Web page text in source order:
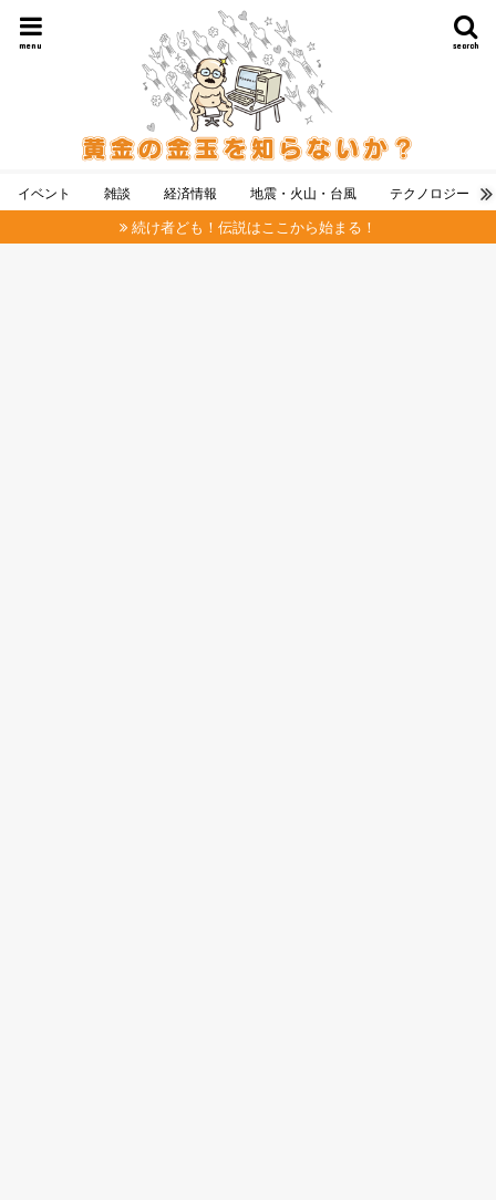
search
menu
イベント 雑談 経済情報 地震・火山・台風 テクノロジー
続け者ども！伝説はここから始まる！